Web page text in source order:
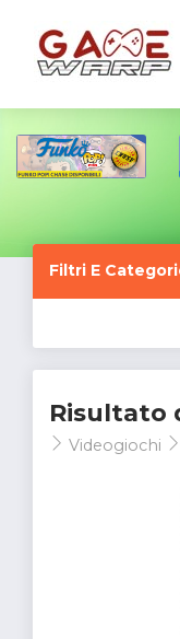
Filtri E
Risultato
Videogiochi